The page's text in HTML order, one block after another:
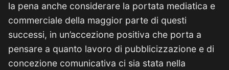
la pena anche considerare la portata mediatica e
commerciale della maggior parte di questi
successi, in un’accezione positiva che porta a
pensare a quanto lavoro di pubblicizzazione e di
concezione comunicativa ci sia stata nella